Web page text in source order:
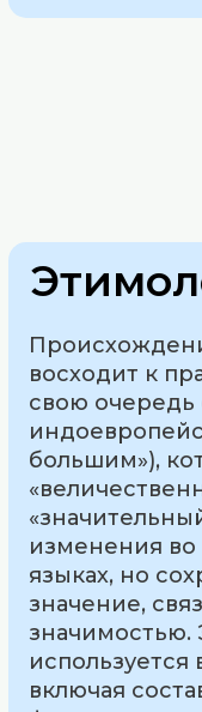
восходит к
свою очередь
большим»),
изменения во
языках, но
значение,
значимостью.
включая